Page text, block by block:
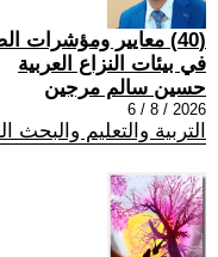
(40) معايير ومؤشرات
في بيئات النزاع العربية
حسين سالم مرجين
2026 / 8 / 6
التربية والتعليم والبحث